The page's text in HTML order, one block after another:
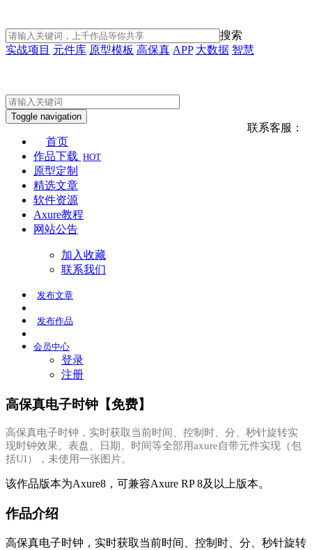
搜索
实战项目 元件库 原型模板 高保真 APP 大数据 智慧
联系客服：
Toggle navigation
首页
作品下载 HOT
原型定制
精选文章
软件资源
Axure教程
网站公告
加入收藏
联系我们
发布文章
发布作品
会员中心
登录
注册
高保真电子时钟【免费】
高保真电子时钟，实时获取当前时间、控制时、分、秒针旋转实
现时钟效果。表盘、日期、时间等全部用axure自带元件实现（包
括UI），未使用一张图片。
该作品版本为Axure8，可兼容Axure RP 8及以上版本。
作品介绍
高保真电子时钟，实时获取当前时间、控制时、分、秒针旋转